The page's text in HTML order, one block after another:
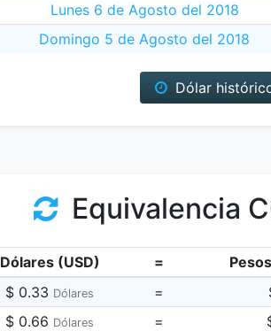
Lunes 6 de Agosto del 2018
Domingo 5 de Agosto del 2018
Dólar
Equivalencia
Dólares (USD) =
$ 0.33 Dólares =
$ 0.66 Dólares =